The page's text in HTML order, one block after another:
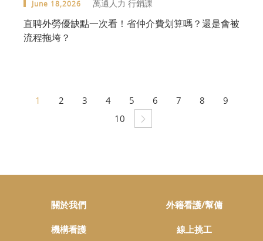
June 18,2026 萬通人力 行銷課
直聘外勞優缺點一次看！省仲介費划算嗎？還是會被
流程拖垮？
1 2 3 4 5 6 7 8
9
10
關於我們 外籍看護/幫傭
機構看護 線上挑工